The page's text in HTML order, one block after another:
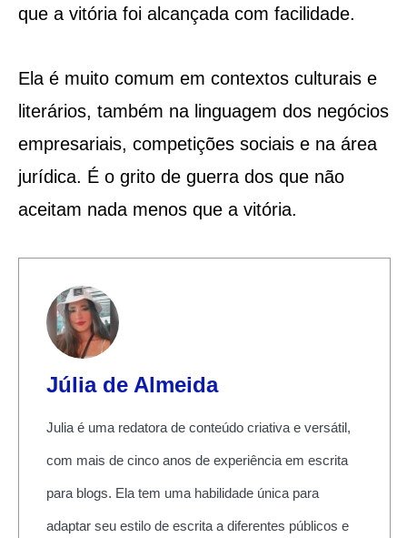
que a vitória foi alcançada com facilidade.
Ela é muito comum em contextos culturais e
literários, também na linguagem dos negócios
empresariais, competições sociais e na área
jurídica. É o grito de guerra dos que não
aceitam nada menos que a vitória.
Júlia de Almeida
Julia é uma redatora de conteúdo criativa e versátil,
com mais de cinco anos de experiência em escrita
para blogs. Ela tem uma habilidade única para
adaptar seu estilo de escrita a diferentes públicos e